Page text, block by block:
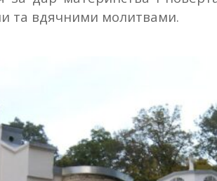
та вдячними молитвами.